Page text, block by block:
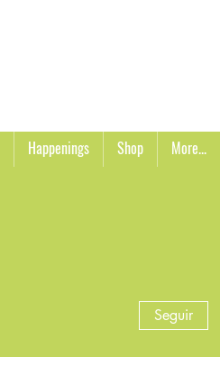
Happenings Shop More...
Seguir